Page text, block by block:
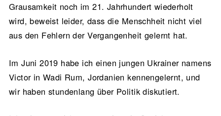
Grausamkeit noch im 21. Jahrhundert wiederholt
wird, beweist leider, dass die Menschheit nicht viel
aus den Fehlern der Vergangenheit gelernt hat.
Im Juni 2019 habe ich einen jungen Ukrainer namens
Victor in Wadi Rum, Jordanien kennengelernt, und
wir haben stundenlang über Politik diskutiert.